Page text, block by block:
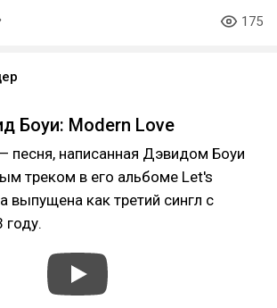
175
Боуи: Modern Love
песня, написанная Дэвидом Боуи
треком в его альбоме Let's
выпущена как третий сингл с
году.